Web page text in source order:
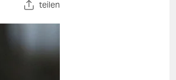
teilen